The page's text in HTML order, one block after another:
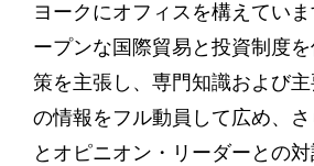
ヨークにオフィスを構えてい
ープンな国際貿易と投資制度
策を主張し、専門知識および
の情報をフル動員して広め、
とオピニオン・リーダーとの